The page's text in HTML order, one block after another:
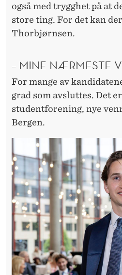
også med trygghet på at
store ting. For det kan
Thorbjørnsen.
– MINE NÆRMESTE
For mange av
grad som avsluttes. Det
studentforening, nye
Bergen.